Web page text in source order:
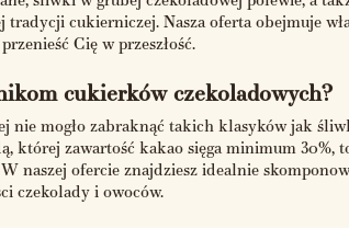
cukierniczej. Nasza oferta obejmuje
Cię w przeszłość.
cukierków czekoladowych?
nie mogło zabraknąć takich klasyków jak
której zawartość kakao sięga minimum 30%,
naszej ofercie znajdziesz idealnie
czekolady i owoców.